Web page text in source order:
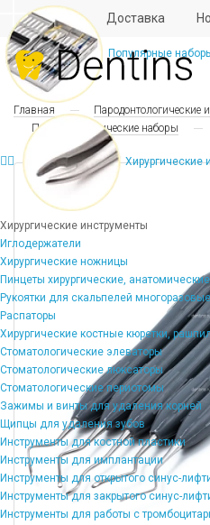
Отзывы Доставка
Популярные
Хирургические
Хирургические инструменты
Иглодержатели
Хирургические ножницы
Пинцеты хирургические, анатомические
Рукоятки для скальпелей многоразовые
Распаторы
Хирургические костные кюретки,
Стоматологические элеваторы
Стоматологические люксаторы
Стоматологические периотомы
Зажимы и винты для удаления корней
Щипцы для удаления зубов
Инструменты для костной пластики
Инструменты для имплантации
Инструменты для открытого синус-
Инструменты для закрытого синус-
Инструменты для работы с
Главная
Пародонтологические
Пародонтологические наборы